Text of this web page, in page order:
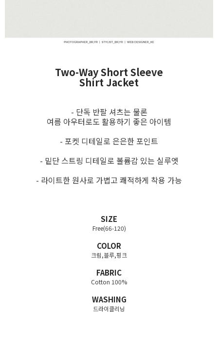
Two-Way Short Sleeve
Shirt Jacket
- 단독 반팔 셔츠는 물론
여름 아우터로도 활용하기 좋은 아이템
- 포켓 디테일로 은은한 포인트
- 밑단 스트링 디테일로 볼륨감 있는 실루엣
- 라이트한 원사로 가볍고 쾌적하게 착용 가능
SIZE
Free(66-120)
COLOR
크림,블루,핑크
FABRIC
Cotton 100%
WASHING
드라이클리닝